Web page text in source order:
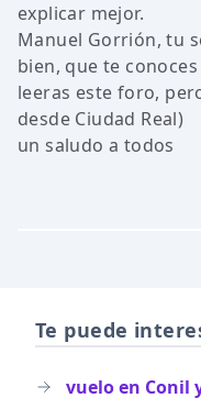
explicar mejor.
Manuel Gorrión, tu
bien, que te
leeras este foro,
desde Ciudad Real)
un saludo a todos
Te puede
vuelo en Conil